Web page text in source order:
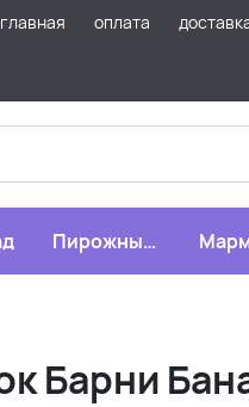
главная оплата
Пирожные,
бисквиты,